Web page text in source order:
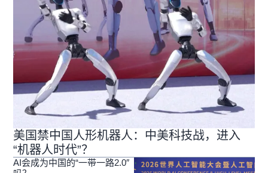
美国禁中国人形机器人：中美科技战，进入
“机器人时代”？
AI会成为中国的“一带一路2.0″